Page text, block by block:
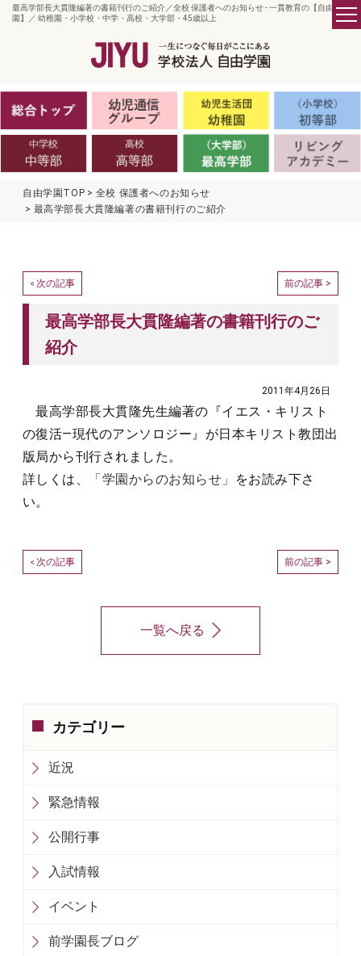
最高学部長大貫隆編著の書籍刊行のご紹介／全校 保護者へのお知らせ - 一貫教育の【自由学
園】／ 幼稚園・小学校・中学・高校・大学部・45歳以上
自由学園TOP
全校 保護者へのお知らせ
最高学部長大貫隆編著の書籍刊行のご紹介
< 次の記事 前の記事 >
最高学部長大貫隆編著の書籍刊行のご
紹介
2011年4月26日
最高学部長大貫隆先生編著の『イエス・キリスト
の復活―現代のアンソロジー』が日本キリスト教団出
版局から刊行されました。
詳しくは、
「学園からのお知らせ」
をお読み下さ
い。
< 次の記事 前の記事 >
一覧へ戻る
カテゴリー
近況
緊急情報
公開行事
入試情報
イベント
前学園長ブログ